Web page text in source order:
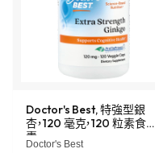
Doctor's Best, 特強型銀
杏，120 毫克，120 粒素食膠
囊
Doctor's Best